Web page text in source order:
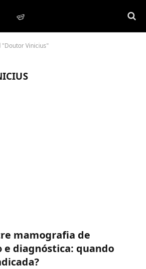
"Doutor Vinicius"
mamografia de
diagnóstica: quando